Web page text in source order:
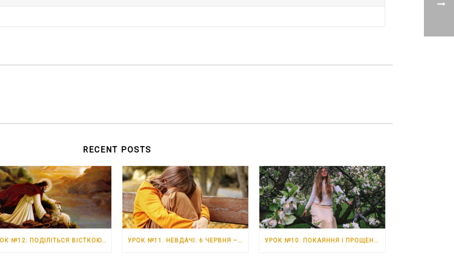
RECENT POSTS
УРОК №12. ПОДІЛІТЬСЯ ВІСТКОЮ ПРО ІСУСА. 13 ЧЕРВНЯ – 19 ЧЕРВНЯ 2026 РОКУ УРОК №11. НЕВДАЧІ. 6 ЧЕРВНЯ – 12 ЧЕРВНЯ 2026 РОКУ УРОК №10. ПОКАЯННЯ І ПРОЩЕННЯ. 30 ТРАВНЯ – 5 ЧЕРВНЯ 2026 РОКУ